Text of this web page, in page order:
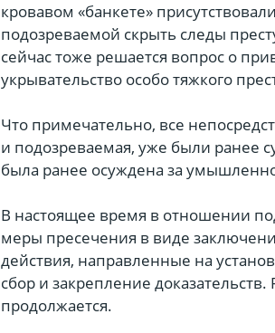
кровавом «банкете»
подозреваемой скрыть следы
сейчас тоже решается вопрос о
укрывательство особо тяжкого
Что примечательно, все
и подозреваемая, уже были ранее
была ранее осуждена за
В настоящее время в отношении
меры пресечения в виде
действия, направленные на
сбор и закрепление
продолжается.